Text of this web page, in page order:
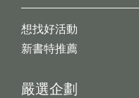
想找好活動
新書特推薦
嚴選企劃